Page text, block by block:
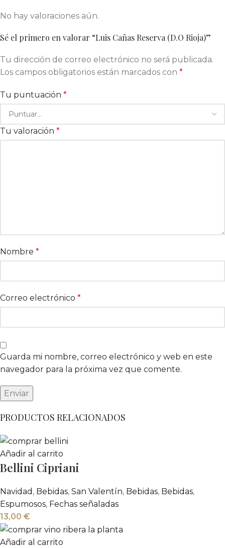
No hay valoraciones aún.
Sé el primero en valorar “Luis Cañas Reserva (D.O Rioja)”
Tu dirección de correo electrónico no será publicada.
Los campos obligatorios están marcados con *
Tu puntuación *
Tu valoración *
Nombre *
Correo electrónico *
Guarda mi nombre, correo electrónico y web en este
navegador para la próxima vez que comente.
PRODUCTOS RELACIONADOS
Añadir al carrito
Bellini Cipriani
Navidad , Bebidas, San Valentín, Bebidas, Bebidas,
Espumosos, Fechas señaladas
13,00 €
Añadir al carrito